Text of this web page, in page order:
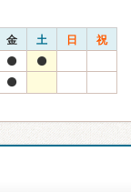
金 土 日 祝